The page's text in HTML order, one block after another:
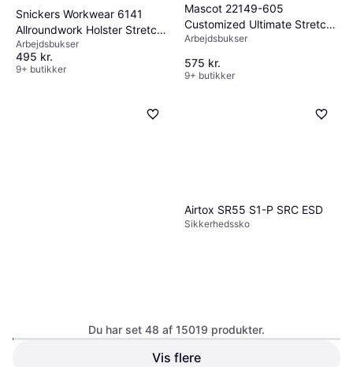
Snickers Workwear 6141
Allroundwork Holster Stretch
Shorts - Brown/Black
Arbejdsbukser
495 kr.
9+ butikker
Mascot 22149-605
Customized Ultimate Stretch
Shorts - Black
Arbejdsbukser
575 kr.
9+ butikker
Airtox SR55 S1-P SRC ESD
Sikkerhedssko
Du har set 48 af 15019 produkter.
Vis flere